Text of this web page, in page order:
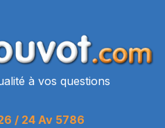
à vos questions
/ 24 Av 5786